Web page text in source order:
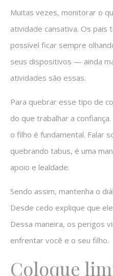
Muitas vezes, monitorar o
atividade cansativa. Os pais
possível ficar sempre
seus dispositivos — ainda
atividades são essas.
Para quebrar esse tipo de
do que trabalhar a
o filho é fundamental. Falar
quebrando tabus, é uma
apoio e lealdade.
Sendo assim, mantenha o
Desde cedo explique que
Dessa maneira, os perigos
enfrentar você e o seu filho.
Coloque